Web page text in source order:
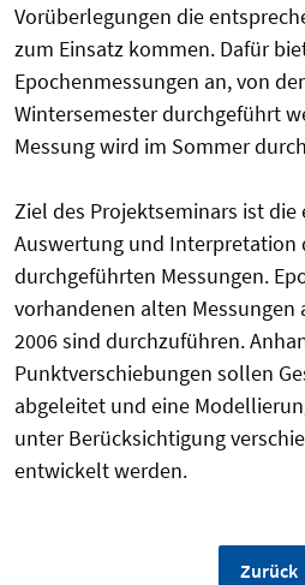
Vorüberlegungen die
zum Einsatz kommen. Dafür
Epochenmessungen an, von
Wintersemester durchgeführt
Messung wird im Sommer
Ziel des Projektseminars ist die
Auswertung und Interpretation
durchgeführten Messungen.
vorhandenen alten Messungen
2006 sind durchzuführen.
Punktverschiebungen sollen
abgeleitet und eine
unter Berücksichtigung
entwickelt werden.
Zurück